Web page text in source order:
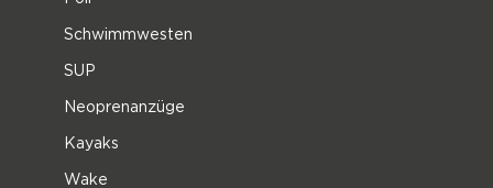
Schwimmwesten
SUP
Neoprenanzüge
Kayaks
Wake